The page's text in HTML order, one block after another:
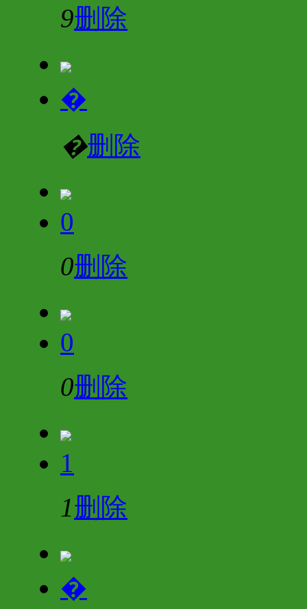
9删除
�
�删除
0
0删除
0
0删除
1
1删除
�